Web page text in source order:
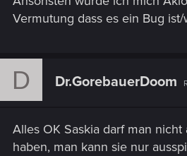
Vermutung dass es ein Bug
D Dr.GorebauerDoom
Alles OK Saskia darf man nicht
haben, man kann sie nur